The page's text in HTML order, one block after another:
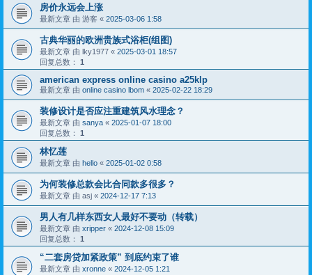
房价永远会上涨
最新文章 由 游客 « 2025-03-06 1:58
古典华丽的欧洲贵族式浴柜(组图)
最新文章 由 lky1977 « 2025-03-01 18:57
回复总数： 1
american express online casino a25klp
最新文章 由 online casino lbom « 2025-02-22 18:29
装修设计是否应注重建筑风水理念？
最新文章 由 sanya « 2025-01-07 18:00
回复总数： 1
林忆莲
最新文章 由 hello « 2025-01-02 0:58
为何装修总款会比合同款多很多？
最新文章 由 asj « 2024-12-17 7:13
男人有几样东西女人最好不要动（转载）
最新文章 由 xripper « 2024-12-08 15:09
回复总数： 1
“二套房贷加紧政策” 到底约束了谁
最新文章 由 xronne « 2024-12-05 1:21